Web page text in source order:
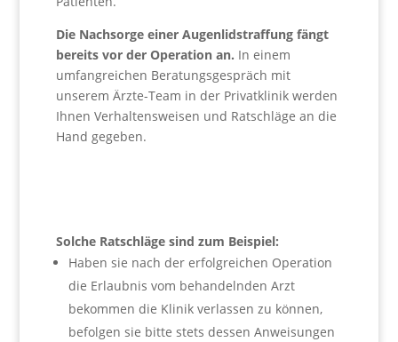
Die Nachsorge einer Augenlidstraffung fängt
bereits vor der Operation an. In einem
umfangreichen Beratungsgespräch mit
unserem Ärzte-Team in der Privatklinik werden
Ihnen Verhaltensweisen und Ratschläge an die
Hand gegeben.
Solche Ratschläge sind zum Beispiel:
Haben sie nach der erfolgreichen Operation
die Erlaubnis vom behandelnden Arzt
bekommen die Klinik verlassen zu können,
befolgen sie bitte stets dessen Anweisungen